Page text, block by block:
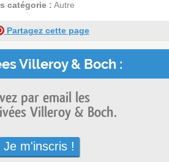
catégorie : Autre
Partagez cette page
Villeroy & Boch :
par email les
Villeroy & Boch.
Je m'inscris !